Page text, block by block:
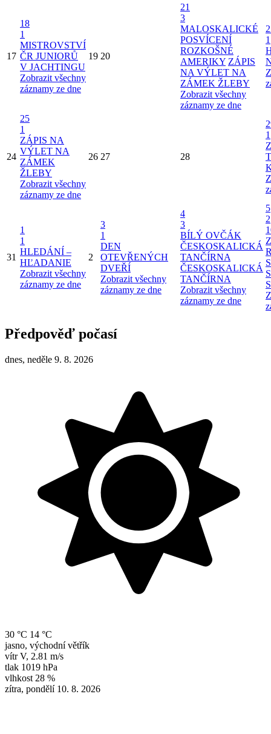
17
18
1
MISTROVSTVÍ
ČR JUNIORŮ
V JACHTINGU
Zobrazit všechny
záznamy ze dne
19 20
21
3
MALOSKALICKÉ
POSVÍCENÍ
ROZKOŠNÉ
AMERIKY ZÁPIS
NA VÝLET NA
ZÁMEK ŽLEBY
Zobrazit všechny
záznamy ze dne
1
24
25
1
ZÁPIS NA
VÝLET NA
ZÁMEK
ŽLEBY
Zobrazit všechny
záznamy ze dne
26 27 28
1
31
1
1
HLEDÁNÍ –
HĽADANIE
Zobrazit všechny
záznamy ze dne
2
3
1
DEN
OTEVŘENÝCH
DVEŘÍ
Zobrazit všechny
záznamy ze dne
4
3
BÍLÝ OVČÁK
ČESKOSKALICKÁ
TANČÍRNA
ČESKOSKALICKÁ
TANČÍRNA
Zobrazit všechny
záznamy ze dne
5
2
Předpověď počasí
dnes, neděle 9. 8. 2026
30 °C 14 °C
jasno, východní větřík
vítr V, 2.81 m/s
tlak 1019 hPa
vlhkost 28 %
zítra, pondělí 10. 8. 2026